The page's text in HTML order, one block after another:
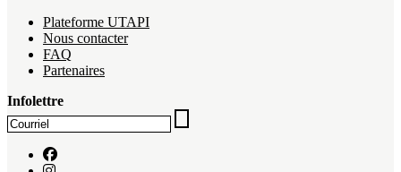
Plateforme UTAPI
Nous contacter
FAQ
Partenaires
Infolettre